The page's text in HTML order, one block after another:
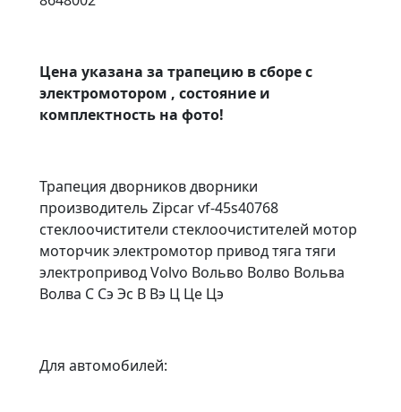
Цена указана за трапецию в сборе с
электромотором , состояние и
комплектность на фото!
Трапеция дворников дворники
производитель Zipcar vf-45s40768
стеклоочистители стеклоочистителей мотор
моторчик электромотор привод тяга тяги
электропривод Volvo Вольво Волво Вольва
Волва С Сэ Эс В Вэ Ц Це Цэ
Для автомобилей: